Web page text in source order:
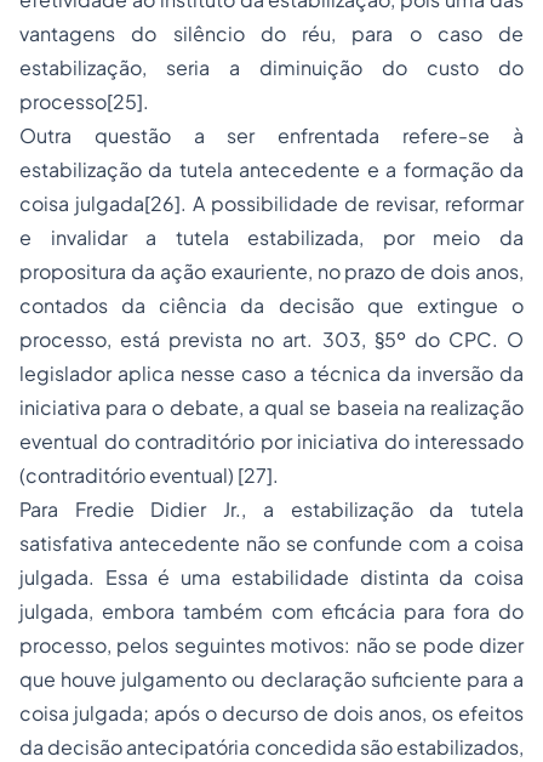
vantagens do silêncio do réu, para o caso de
estabilização, seria a diminuição do custo do
processo[25].
Outra questão a ser enfrentada refere-se à
estabilização da tutela antecedente e a formação da
coisa julgada[26]. A possibilidade de revisar, reformar
e invalidar a tutela estabilizada, por meio da
propositura da ação exauriente, no prazo de dois anos,
contados da ciência da decisão que extingue o
processo, está prevista no art. 303, §5º do CPC. O
legislador aplica nesse caso a técnica da inversão da
iniciativa para o debate, a qual se baseia na realização
eventual do contraditório por iniciativa do interessado
(contraditório eventual) [27].
Para Fredie Didier Jr., a estabilização da tutela
satisfativa antecedente não se confunde com a coisa
julgada. Essa é uma estabilidade distinta da coisa
julgada, embora também com eficácia para fora do
processo, pelos seguintes motivos: não se pode dizer
que houve julgamento ou declaração suficiente para a
coisa julgada; após o decurso de dois anos, os efeitos
da decisão antecipatória concedida são estabilizados,